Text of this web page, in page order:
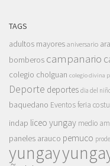
TAGS
adultos mayores aniversario
bomberos campanario
colegio cholguan colegio divina
Deporte deportes dia del
baquedano Eventosferia
indap liceo yungay medio
paneles arauco pemuco
yungay